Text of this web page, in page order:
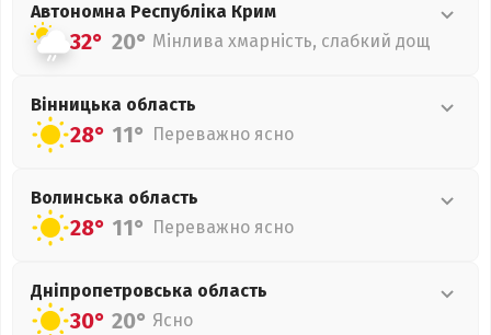
Автономна Республіка Крим
32° 20° Мінлива хмарність, слабкий дощ
Вінницька область
28° 11° Переважно ясно
Волинська область
28° 11° Переважно ясно
Дніпропетровська область
30° 20° Ясно